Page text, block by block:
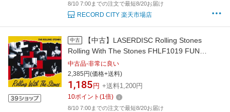
8/10 7:00までの注文で最短8/20お届け
RECORD CITY 楽天市場店
中古
【中古】LASERDISC Rolling Stones
Rolling With The Stones FHLF1019 FUN
HOUSE /00600
中古品-非常に良い
2,385円(価格+送料)
1,185 円 +送料1,200円
10ポイント (1倍)
8/10 7:00までの注文で最短8/20お届け